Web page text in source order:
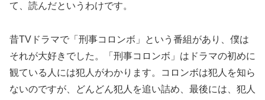
て、読んだというわけです。
昔TVドラマで「刑事コロンボ」という番組があり、僕は
それが大好きでした。「刑事コロンボ」はドラマの初めに
観ている人には犯人がわかります。コロンボは犯人を知ら
ないのですが、どんどん犯人を追い詰め、最後には、犯人